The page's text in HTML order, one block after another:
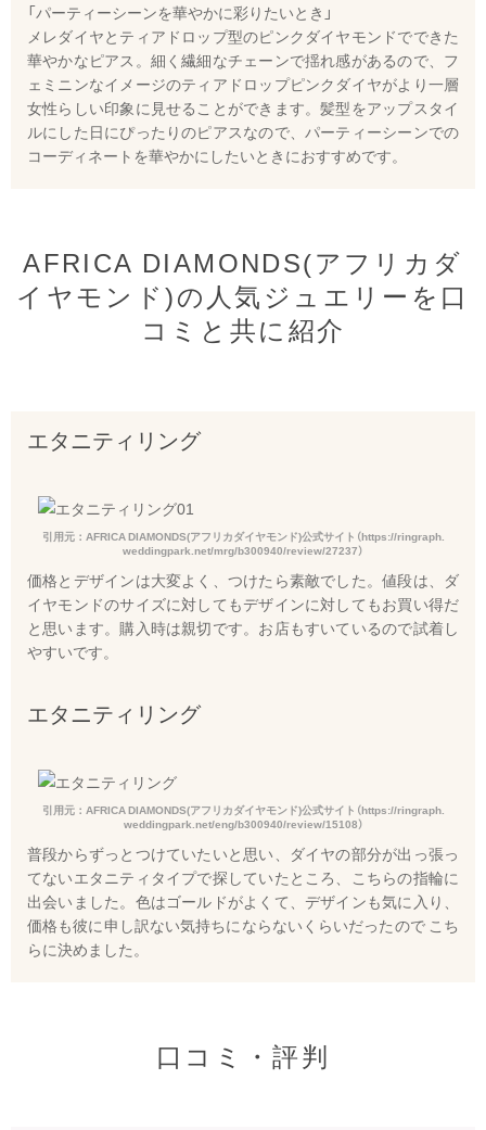
「パーティーシーンを華やかに彩りたいとき」
メレダイヤとティアドロップ型のピンクダイヤモンドでできた
華やかなピアス。細く繊細なチェーンで揺れ感があるので、フ
ェミニンなイメージのティアドロップピンクダイヤがより一層
女性らしい印象に見せることができます。髪型をアップスタイ
ルにした日にぴったりのピアスなので、パーティーシーンでの
コーディネートを華やかにしたいときにおすすめです。
AFRICA DIAMONDS(アフリカダ
イヤモンド)の人気ジュエリーを口
コミと共に紹介
エタニティリング
引用元：AFRICA DIAMONDS(アフリカダイヤモンド)公式サイト（https://ringraph.
weddingpark.net/mrg/b300940/review/27237）
価格とデザインは大変よく、つけたら素敵でした。値段は、ダ
イヤモンドのサイズに対してもデザインに対してもお買い得だ
と思います。購入時は親切です。お店もすいているので試着し
やすいです。
エタニティリング
引用元：AFRICA DIAMONDS(アフリカダイヤモンド)公式サイト（https://ringraph.
weddingpark.net/eng/b300940/review/15108）
普段からずっとつけていたいと思い、ダイヤの部分が出っ張っ
てないエタニティタイプで探していたところ、こちらの指輪に
出会いました。色はゴールドがよくて、デザインも気に入り、
価格も彼に申し訳ない気持ちにならないくらいだったので こち
らに決めました。
口コミ・評判